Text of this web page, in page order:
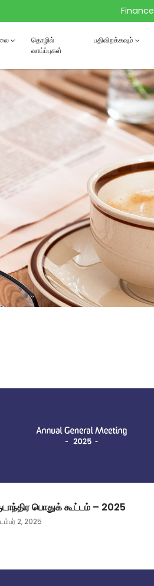
Finance
தொழில்
வாய்ப்புகள்
பதிவிறக்கவும்
பொதுக் கூட்டம் – 2025
2, 2025